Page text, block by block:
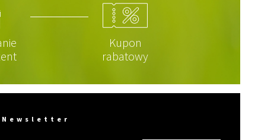
Kupon
rabatowy
Newsletter